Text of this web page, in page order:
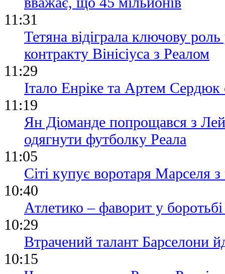
11:31
Тетяна відіграла ключову
контракту Вінісіуса з Реалом
11:29
Італо Енріке та Артем Сердюк
11:19
Ян Діоманде попрощався з
одягнути футболку Реала
11:05
Сіті купує воротаря Марселя
10:40
Атлетико – фаворит у
10:29
Втрачений талант Барселони
10:15